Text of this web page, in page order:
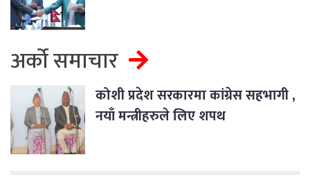
अर्को समाचार
कोशी प्रदेश सरकारमा कांग्रेस सहभागी ,
नयाँ मन्त्रीहरुले लिए शपथ